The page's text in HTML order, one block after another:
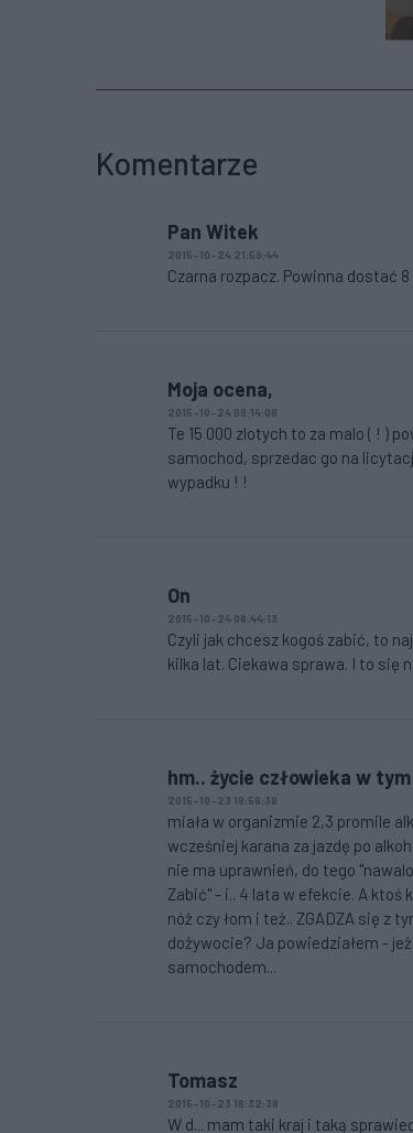
Komentarze
Pan Witek
2015-10-24 21:59:44
Czarna rozpacz. Powinna dostać
Moja ocena,
2015-10-24 09:14:06
Te 15 000 zlotych to za malo ( ! )
samochod, sprzedac go na
wypadku ! !
On
2015-10-24 08:44:13
Czyli jak chcesz kogoś zabić, to
kilka lat. Ciekawa sprawa. I to się
hm.. życie człowieka w
2015-10-23 18:56:38
miała w organizmie 2,3 promile
wcześniej karana za jazdę po
nie ma uprawnień, do tego
Zabić" - i.. 4 lata w efekcie. A ktoś
nóż czy łom i też.. ZGADZA się z
dożywocie? Ja powiedziałem -
samochodem...
Tomasz
2015-10-23 18:32:38
W d... mam taki kraj i taką